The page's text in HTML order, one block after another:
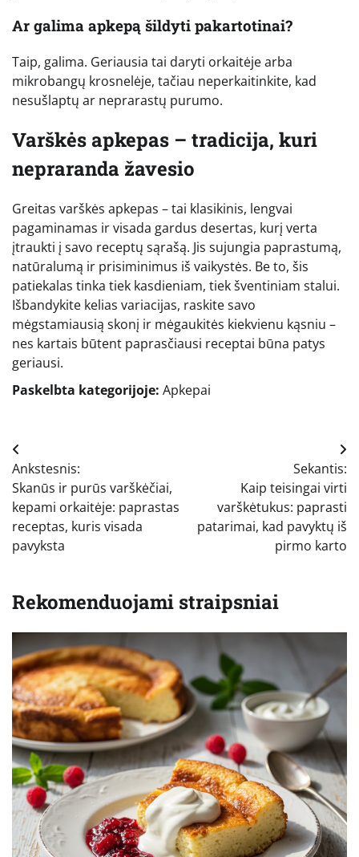
Ar galima apkepą šildyti pakartotinai?
Taip, galima. Geriausia tai daryti orkaitėje arba
mikrobangų krosnelėje, tačiau neperkaitinkite, kad
nesušlaptų ar neprarastų purumo.
Varškės apkepas – tradicija, kuri
nepraranda žavesio
Greitas varškės apkepas – tai klasikinis, lengvai
pagaminamas ir visada gardus desertas, kurį verta
įtraukti į savo receptų sąrašą. Jis sujungia paprastumą,
natūralumą ir prisiminimus iš vaikystės. Be to, šis
patiekalas tinka tiek kasdieniam, tiek šventiniam stalui.
Išbandykite kelias variacijas, raskite savo
mėgstamiausią skonį ir mėgaukitės kiekvienu kąsniu –
nes kartais būtent paprasčiausi receptai būna patys
geriausi.
Paskelbta kategorijoje: Apkepai
Navigacija
tarp
įrašų
Ankstesnis:
Skanūs ir purūs varškėčiai,
kepami orkaitėje: paprastas
receptas, kuris visada
pavyksta
Sekantis:
Kaip teisingai virti
varškėtukus: paprasti
patarimai, kad pavyktų iš
pirmo karto
Rekomenduojami straipsniai